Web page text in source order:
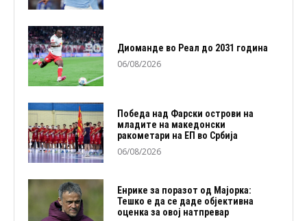
Диоманде во Реал до 2031 година
06/08/2026
Победа над Фарски острови на
младите на македонски
ракометари на ЕП во Србија
06/08/2026
Енрике за поразот од Мајорка:
Тешко е да се даде објективна
оценка за овој натпревар